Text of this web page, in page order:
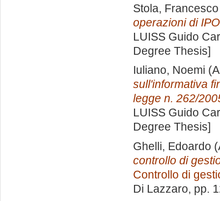
Stola, Francesco
operazioni di
LUISS Guido
Degree Thesis]
Iuliano, Noemi
sull'informativa
legge n. 262/
LUISS Guido
Degree Thesis]
Ghelli, Edoardo
controllo di
Controllo di
Di Lazzaro, pp.